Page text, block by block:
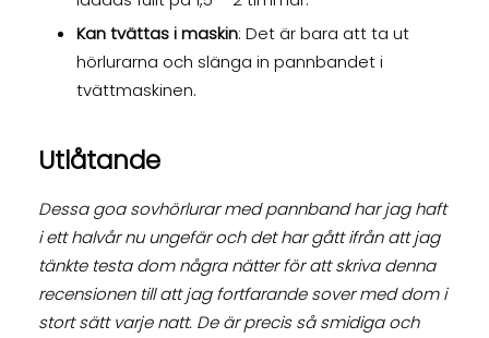
Kan tvättas i maskin: Det är bara att ta ut
hörlurarna och slänga in pannbandet i
tvättmaskinen.
Utlåtande
Dessa goa sovhörlurar med pannband har jag haft
i ett halvår nu ungefär och det har gått ifrån att jag
tänkte testa dom några nätter för att skriva denna
recensionen till att jag fortfarande sover med dom i
stort sätt varje natt. De är precis så smidiga och